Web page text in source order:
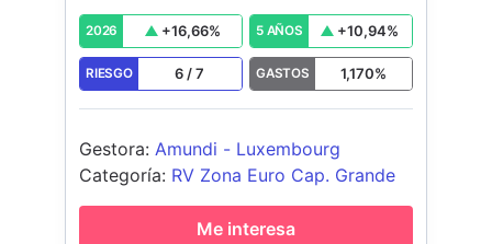
2026 +16,66% 5 AÑOS +10,94%
RIESGO 6 /7 GASTOS 1,170%
Gestora: Amundi - Luxembourg
Categoría: RV Zona Euro Cap. Grande
Me interesa